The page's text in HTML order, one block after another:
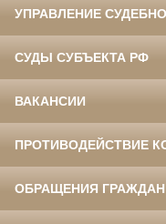
УПРАВЛЕНИЕ
СУДЫ СУБЪЕКТА РФ
ВАКАНСИИ
ПРОТИВОДЕЙСТВИЕ
ОБРАЩЕНИЯ ГРАЖДАН